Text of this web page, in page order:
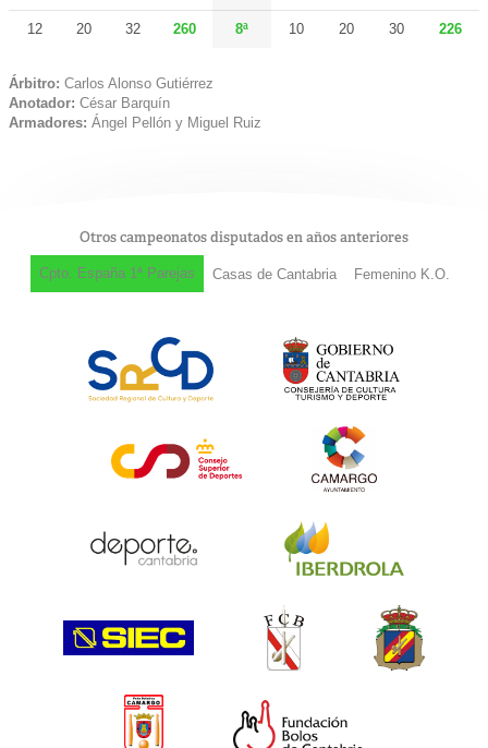
12 20 32 260 8ª 10 20 30 226
Árbitro: Carlos Alonso Gutiérrez
Anotador: César Barquín
Armadores: Ángel Pellón y Miguel Ruiz
Otros campeonatos disputados en años anteriores
Cpto. España 1ª Parejas Casas de Cantabria Femenino K.O.